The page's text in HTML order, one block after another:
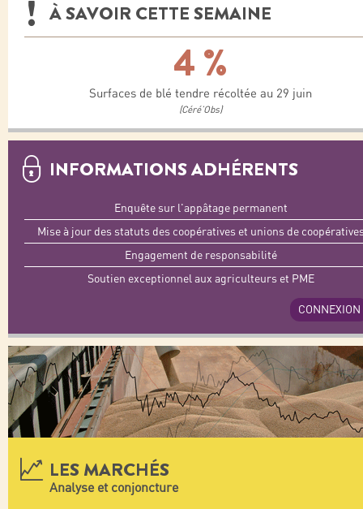
À SAVOIR CETTE SEMAINE
4 %
Surfaces de blé tendre récoltée au 29 juin
(Céré’Obs)
INFORMATIONS ADHÉRENTS
Enquête sur l'appâtage permanent
Mise à jour des statuts des coopératives et unions de
Engagement de responsabilité
Soutien exceptionnel aux agriculteurs et PME
CONNEXION
LES MARCHÉS
Analyse et conjoncture